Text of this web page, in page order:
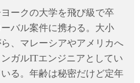
ークの大学を飛び級で卒
バル案件に携わる。大小
、マレーシアやアメリカへ
ガルITエンジニアとしてい
る。年齢は秘密だけど定年